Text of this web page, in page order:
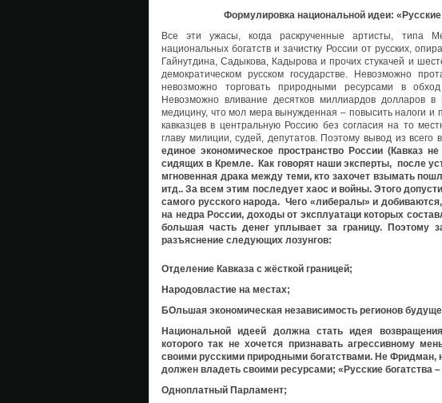
Формулировка национальной идеи:
Все эти ужасы, когда раскрученные артисты, типа
национальных богатств и зачистку России от русских,
Гайнутдина, Садыкова, Кадырова и прочих стукачей и
демократическом русском государстве. Невозможно
невозможно торговать природными ресурсами в
Невозможно вливание десятков миллиардов долларов
медицину, что мол мера вынужденная – повысить налоги и
кавказцев в центральную Россию без согласия на то
главу милиции, судей, депутатов. Поэтому вывод из всего
единое экономическое пространство России (Кавказ
сидящих в Кремле. Как говорят наши эксперты, после
мгновенная драка между теми, кто захочет взымать
итд.. За всем этим последует хаос и войны. Этого
самого русского народа. Чего «либералы» и
на недра России, доходы от эксплуатаци которых
большая часть денег уплывает за границу. Поэтому
разъяснение следующих лозунгов:
Отделение Кавказа с жёсткой границей;
Народовластие на местах;
БОльшая экономическая независимость регионов
Национальной идеей должна стать идея
которого так не хочется признавать агрессивному
своими русскими природными богатствами. Не Фридман,
должен владеть своими ресурсами; «Русские богатства
Одноплатный Парламент;